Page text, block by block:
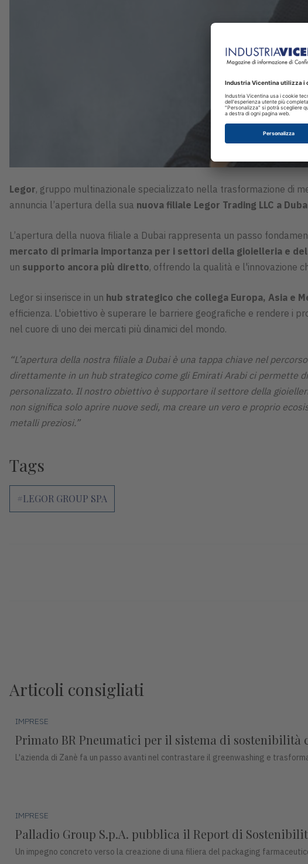
Legor, gruppo multinazionale specializzato nella trasformazione di
annuncia l’apertura della sua nuova filiale Legor Trading LLC a
L’apertura della nuova filiale a Dubai rappresenta un passo
mercato di primaria importanza per i settori della gioielleria e
un supporto ancora più diretto, offrendo la qualità e l'innovazione
Legor si inserisce in un hub strategico che collega Europa, Asia e
efficienza. L'obiettivo è superare le barriere geografiche e rendere i
nel cuore di uno dei mercati più dinamici del mondo.
“L’apertura della nostra filiale a Dubai è una tappa chiave nel
direttamente in un hub strategico come gli Emirati Arabi ci permette
personalizzato. Il nostro obiettivo è supportare il settore della
non significa solo aprire nuove sedi, ma creare un vero e proprio
metalli preziosi.”
Tags
#LEGOR GROUP SPA
Articoli consigliati
IMPRESE
Primato BR Pneumatici per il sistema di
L'azienda di Zanè fa un passo avanti nel contrastare il greenwashing e
IMPRESE
Palladio Group S.p.A. pubblica il Report di
Un impegno concreto verso la creazione di una filiera del packaging